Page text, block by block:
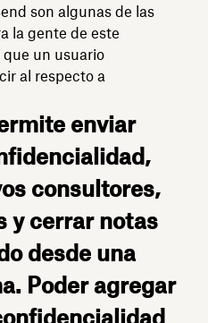
son algunas de las
la gente de este
un usuario
al respecto a
enviar
consultores,
y cerrar notas
desde una
Poder agregar